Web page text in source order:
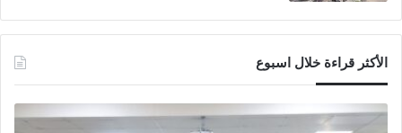
الأكثر قراءة خلال اسبوع